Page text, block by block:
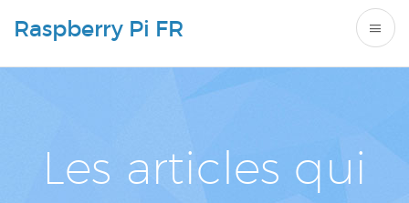
Raspberry Pi FR
Les articles qui